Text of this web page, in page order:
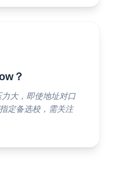
？
大，即使地址对口
定备选校，需关注